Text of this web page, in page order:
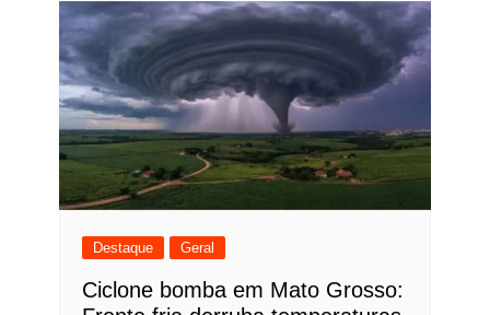
Destaque Geral
Ciclone bomba em Mato Grosso: